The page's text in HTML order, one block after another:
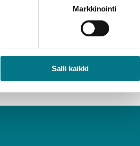
Markkinointi
Salli kaikki